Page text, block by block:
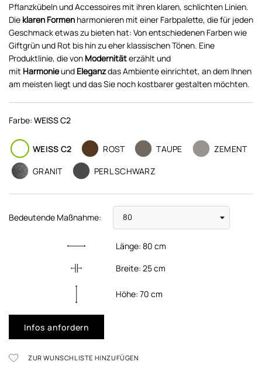
Pflanzkübeln und Accessoires mit ihren klaren, schlichten Linien.
Die klaren Formen harmonieren mit einer Farbpalette, die für jeden
Geschmack etwas zu bieten hat: Von entschiedenen Farben wie
Giftgrün und Rot bis hin zu eher klassischen Tönen. Eine
Produktlinie, die von Modernitäterzählt und
mit Harmonieund Eleganzdas Ambiente einrichtet, an dem Ihnen
am meisten liegt und das Sie noch kostbarer gestalten möchten.
Farbe: WEISS C2
WEISS C2 ROST TAUPE
ZEMENT
GRANIT
PERL SCHWARZ
Bedeutende Maßnahme:
Länge:80 cm
Breite:25cm
Höhe:70 cm
Infos anfordern
ZUR WUNSCHLISTE HINZUFÜGEN